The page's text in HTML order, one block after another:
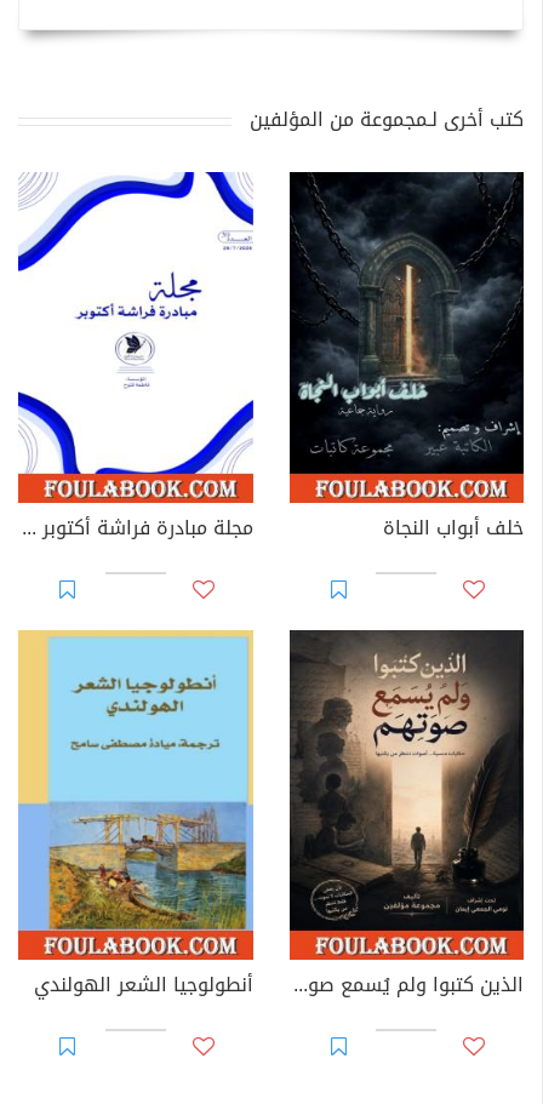
كتب أخرى لـمجموعة من المؤلفين
خلف أبواب النجاة مجلة مبادرة فراشة أكتوبر - العدد 39
الذين كتبوا ولم يُسمع صوتهم أنطولوجيا الشعر الهولندي